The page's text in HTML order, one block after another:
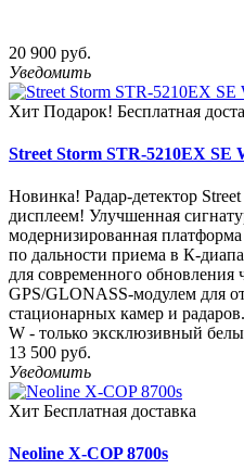
20 900 руб.
Уведомить
Хит Подарок! Бесплатная
Street Storm STR-5210EX SE
Новинка! Радар-детектор
дисплеем! Улучшенная
модернизированная
по дальности приема в К-
для современного
GPS/GLONASS-модулем для
стационарных камер и
W - только эксклюзивный
13 500 руб.
Уведомить
Хит Бесплатная доставка
Neoline X-COP 8700s